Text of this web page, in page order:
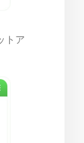
トア